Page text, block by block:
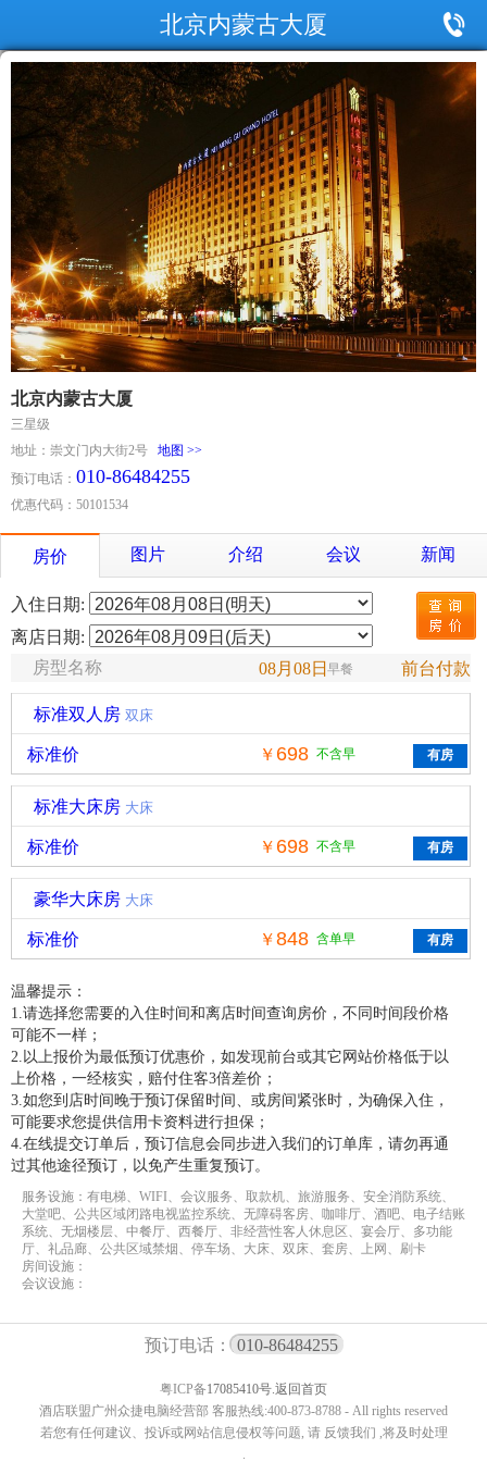
北京内蒙古大厦
北京内蒙古大厦
三星级
地址：崇文门内大街2号 地图 >>
预订电话： 010-86484255
优惠代码：50101534
房价 图片 介绍 会议 新闻
入住日期:
离店日期:
08月08日早餐 前台付款
房型名称
标准双人房 双床
标准价 ￥ 698 不含早
标准大床房 大床
标准价 ￥ 698 不含早
豪华大床房 大床
标准价 ￥848 含单早
温馨提示：
1.请选择您需要的入住时间和离店时间查询房价，不同时间段价格
可能不一样；
2.以上报价为最低预订优惠价，如发现前台或其它网站价格低于以
上价格，一经核实，赔付住客3倍差价；
3.如您到店时间晚于预订保留时间、或房间紧张时，为确保入住，
可能要求您提供信用卡资料进行担保；
4.在线提交订单后，预订信息会同步进入我们的订单库，请勿再通
过其他途径预订，以免产生重复预订。
服务设施：有电梯、WIFI、会议服务、取款机、旅游服务、安全消防系统、
大堂吧、公共区域闭路电视监控系统、无障碍客房、咖啡厅、酒吧、电子结账
系统、无烟楼层、中餐厅、西餐厅、非经营性客人休息区、宴会厅、多功能
厅、礼品廊、公共区域禁烟、停车场、大床、双床、套房、上网、刷卡
房间设施：
会议设施：
预订电话： 010-86484255
粤ICP备17085410号.返回首页
酒店联盟广州众捷电脑经营部 客服热线:400-873-8788 - All rights reserved
若您有任何建议、投诉或网站信息侵权等问题, 请 反馈我们 ,将及时处理
.